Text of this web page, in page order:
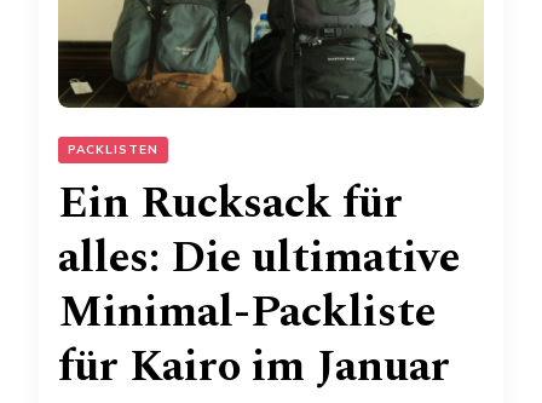
PACKLISTEN
Ein Rucksack für
alles: Die ultimative
Minimal-Packliste
für Kairo im Januar